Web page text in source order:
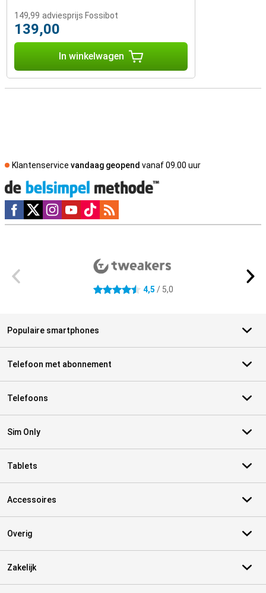
149,99 adviesprijs Fossibot
139,00
In winkelwagen
Klantenservice vandaag geopend vanaf 09.00 uur
Social media
4.5 sterren 4,5 / 5,0
Populaire smartphones
Telefoon met abonnement
Telefoons
Sim Only
Tablets
Accessoires
Overig
Zakelijk